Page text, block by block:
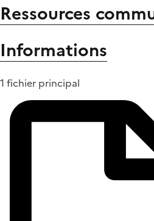
Ressources
Informations
1 fichier principal